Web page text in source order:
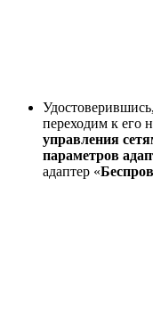
переходим к его
управления
параметров
адаптер «